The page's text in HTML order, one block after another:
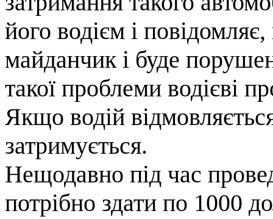
його водієм і
майданчик і буде
такої проблеми водієві
Якщо водій
затримується.
Нещодавно під час
потрібно здати по 1000